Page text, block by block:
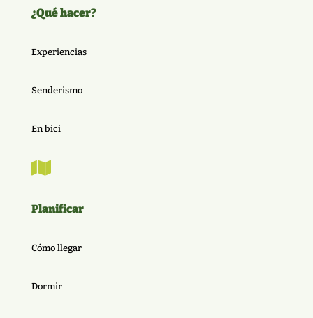
¿Qué hacer?
Experiencias
Senderismo
En bici

Planificar
Cómo llegar
Dormir